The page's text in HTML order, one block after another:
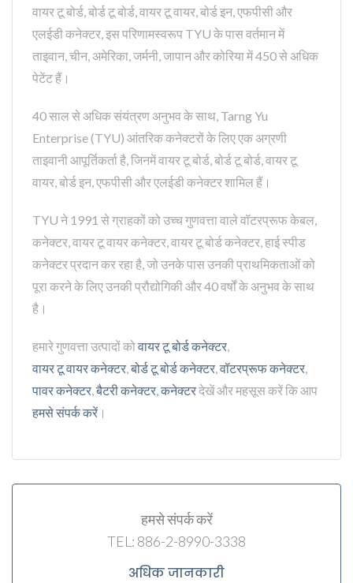
वायर टू बोर्ड, बोर्ड टू बोर्ड, वायर टू वायर, बोर्ड इन, एफपीसी और
एलईडी कनेक्टर, इस परिणामस्वरूप TYU के पास वर्तमान में
ताइवान, चीन, अमेरिका, जर्मनी, जापान और कोरिया में 450 से अधिक
पेटेंट हैं।
40 साल से अधिक संयंत्रण अनुभव के साथ, Tarng Yu
Enterprise (TYU) आंतरिक कनेक्टरों के लिए एक अग्रणी
ताइवानी आपूर्तिकर्ता है, जिनमें वायर टू बोर्ड, बोर्ड टू बोर्ड, वायर टू
वायर, बोर्ड इन, एफपीसी और एलईडी कनेक्टर शामिल हैं।
TYU ने 1991 से ग्राहकों को उच्च गुणवत्ता वाले वॉटरप्रूफ केबल,
कनेक्टर, वायर टू वायर कनेक्टर, वायर टू बोर्ड कनेक्टर, हाई स्पीड
कनेक्टर प्रदान कर रहा है, जो उनके पास उनकी प्राथमिकताओं को
पूरा करने के लिए उनकी प्रौद्योगिकी और 40 वर्षों के अनुभव के साथ
है।
हमारे गुणवत्ता उत्पादों कोवायर टू बोर्ड कनेक्टर
वायर टू वायर कनेक्टर बोर्ड टू बोर्ड कनेक्टर वॉटरप्रूफ कनेक्टर
पावर कनेक्टर बैटरी कनेक्टर कनेक्टरदेखें और महसूस करें कि आप
हमसे संपर्क करें ।
हमसे संपर्क करें
TEL: 886-2-8990-3338
अधिक जानकारी